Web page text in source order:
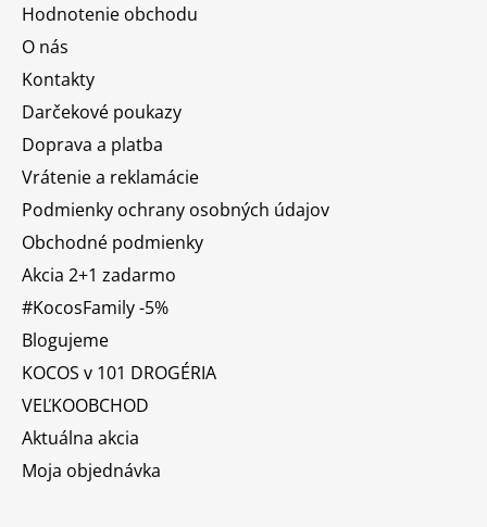
Hodnotenie obchodu
O nás
Kontakty
Darčekové poukazy
Doprava a platba
Vrátenie a reklamácie
Podmienky ochrany osobných údajov
Obchodné podmienky
Akcia 2+1 zadarmo
#KocosFamily -5%
Blogujeme
KOCOS v 101 DROGÉRIA
VEĽKOOBCHOD
Aktuálna akcia
Moja objednávka